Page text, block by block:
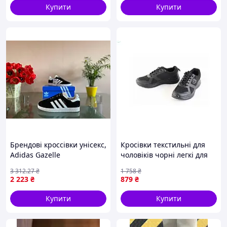
26
27.5 28.5
Купити
Купити
Брендові кроссівки унісекс,
Adidas Gazelle
2 223 ₴
3 312.27₴
Купити
Кросівки текстильні для
чоловіків чорні легкі для
активного відпочинку
879 ₴
1 758₴
Купити